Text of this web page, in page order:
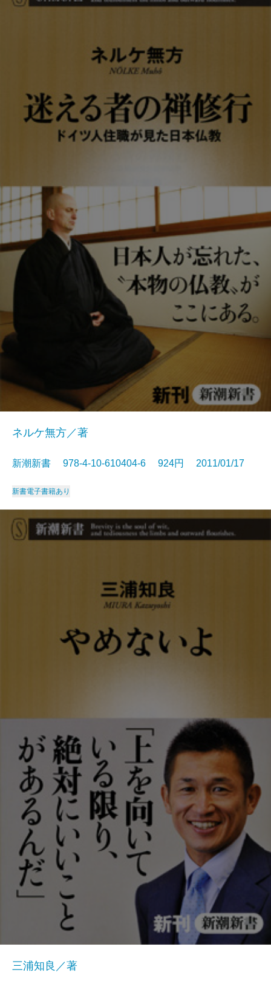
ネルケ無方／著
新潮新書 978-4-10-610404-6 924円 2011/01/17
新書電子書籍あり
三浦知良／著